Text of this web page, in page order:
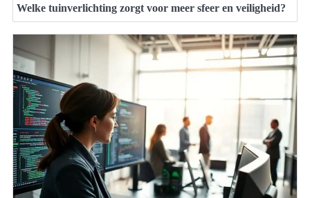
Welke tuinverlichting zorgt voor meer sfeer en veiligheid?